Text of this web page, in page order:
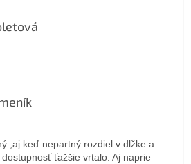
obchodu je 5 z 5 hviezdičiek.
obchodu je 5 z 5 hviezdičiek.
,aj keď nepartný rozdiel v dlžke a
ťažšie vrtalo. Aj naprie